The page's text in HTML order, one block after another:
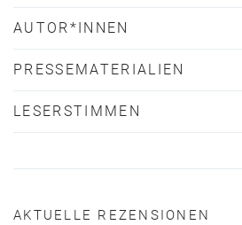
AUTOR*INNEN
PRESSEMATERIALIEN
LESERSTIMMEN
AKTUELLE REZENSIONEN